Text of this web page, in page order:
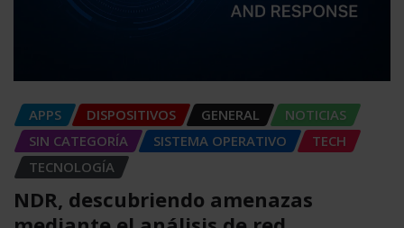
APPS DISPOSITIVOS GENERAL
NOTICIAS
SIN CATEGORÍA
SISTEMA OPERATIVO
TECH
TECNOLOGÍA
NDR, descubriendo amenazas